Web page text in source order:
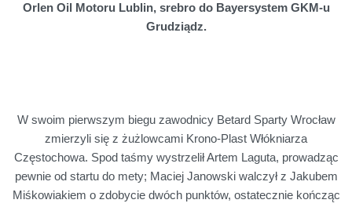
Orlen Oil Motoru Lublin, srebro do Bayersystem GKM-u
Grudziądz.
W swoim pierwszym biegu zawodnicy Betard Sparty Wrocław
zmierzyli się z żużlowcami Krono-Plast Włókniarza
Częstochowa. Spod taśmy wystrzelił Artem Laguta, prowadząc
pewnie od startu do mety; Maciej Janowski walczył z Jakubem
Miśkowiakiem o zdobycie dwóch punktów, ostatecznie kończąc